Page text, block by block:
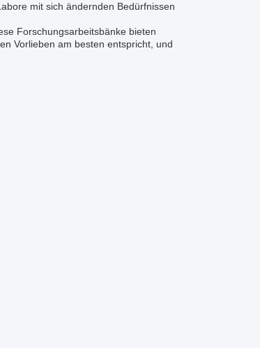
mit sich ändernden Bedürfnissen
Forschungsarbeitsbänke bieten
Vorlieben am besten entspricht, und